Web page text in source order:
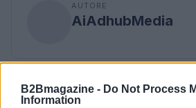
B2Bmagazine - Do Not Process
Information
AUTORE
AiAdhubMedia